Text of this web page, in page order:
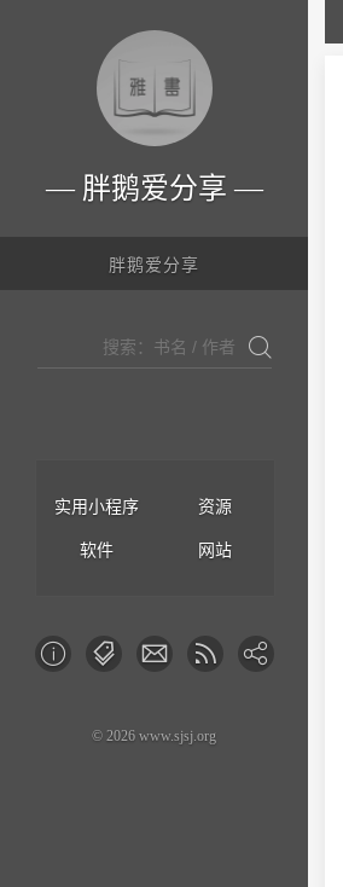
胖鹅爱分享
胖鹅爱分享
实用小程序 资源
软件 网站
© 2026 www.sjsj.org